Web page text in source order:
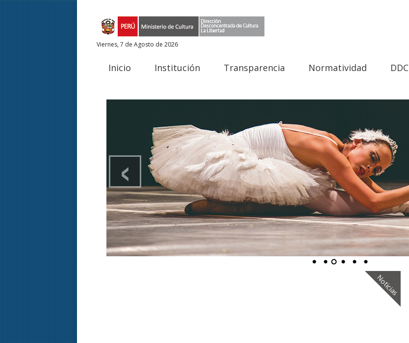
Viernes, 7 de Agosto de 2026
Inicio Institución Transparencia Normatividad DDC
‹
Noticias